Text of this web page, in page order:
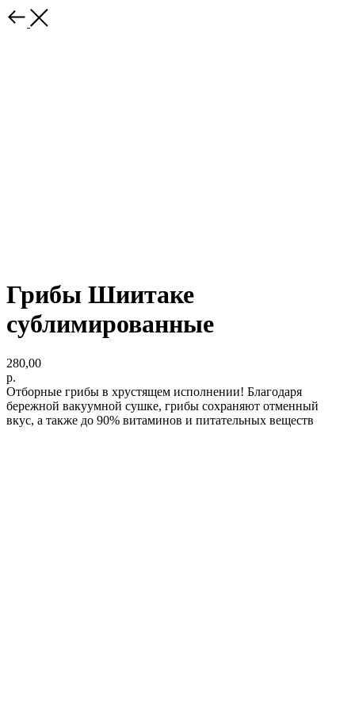
Грибы Шиитаке
сублимированные
280,00
р.
Отборные грибы в хрустящем исполнении! Благодаря
бережной вакуумной сушке, грибы сохраняют отменный
вкус, а также до 90% витаминов и питательных веществ